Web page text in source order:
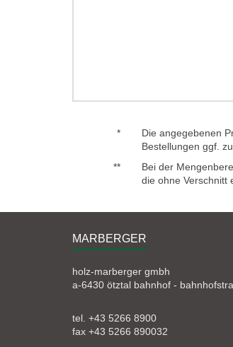
*
Die angegebenen
Bestellungen ggf.
**
Bei der
die ohne Verschnitt
MARBERGER
holz-marberger gmbh
a-6430 ötztal bahnhof -
tel. +43 5266 8900
fax +43 5266 890032